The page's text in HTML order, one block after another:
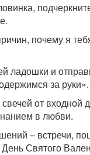
почему я
ладошки и
за руки».
от
в любви.
– встречи,
Святого